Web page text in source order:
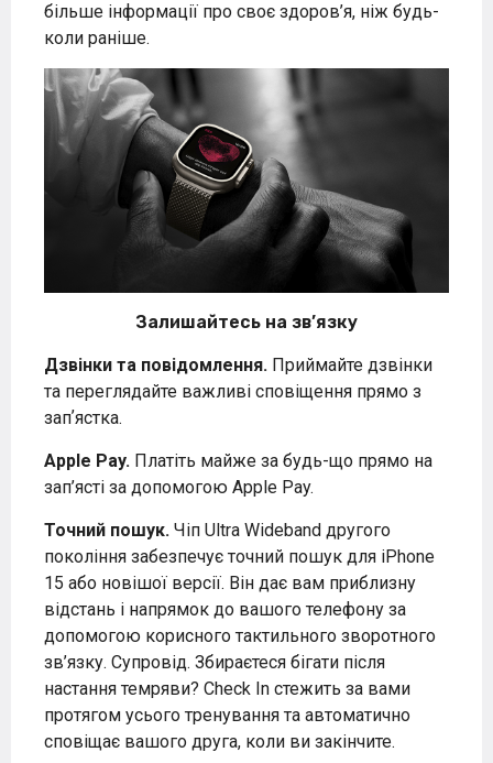
більше інформації про своє здоров’я, ніж будь-
коли раніше.
Залишайтесь на зв’язку
Дзвінки та повідомлення. Приймайте дзвінки
та переглядайте важливі сповіщення прямо з
запʼястка.
Apple Pay. Платіть майже за будь-що прямо на
зап’ясті за допомогою Apple Pay.
Точний пошук. Чіп Ultra Wideband другого
покоління забезпечує точний пошук для iPhone
15 або новішої версії. Він дає вам приблизну
відстань і напрямок до вашого телефону за
допомогою корисного тактильного зворотного
зв’язку. Супровід. Збираєтеся бігати після
настання темряви? Check In стежить за вами
протягом усього тренування та автоматично
сповіщає вашого друга, коли ви закінчите.